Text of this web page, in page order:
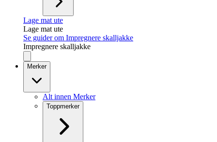
Lage mat ute
Lage mat ute
Se guider om Impregnere skalljakke
Impregnere skalljakke
Merker
Alt innen Merker
Toppmerker